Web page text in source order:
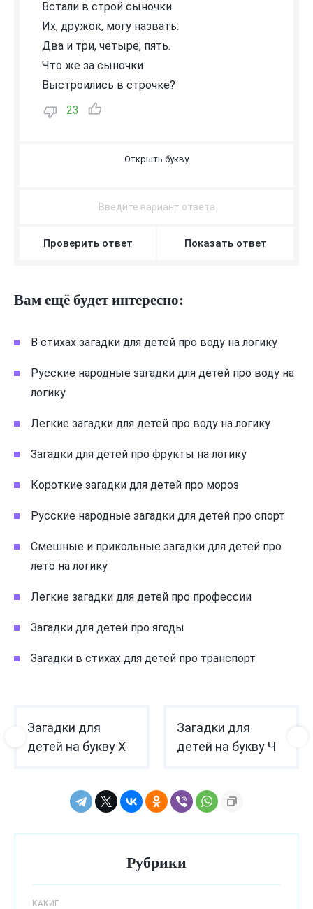
Встали в строй сыночки.
Их, дружок, могу назвать:
Два и три, четыре, пять.
Что же за сыночки
Выстроились в строчке?
23
Проверить ответ Показать ответ
Вам ещё будет интересно:
В стихах загадки для детей про воду на логику
Русские народные загадки для детей про воду на
логику
Легкие загадки для детей про воду на логику
Загадки для детей про фрукты на логику
Короткие загадки для детей про мороз
Русские народные загадки для детей про спорт
Смешные и прикольные загадки для детей про
лето на логику
Легкие загадки для детей про профессии
Загадки для детей про ягоды
Загадки в стихах для детей про транспорт
Загадки для
детей на букву Х
Загадки для
детей на букву Ч
Рубрики
КАКИЕ